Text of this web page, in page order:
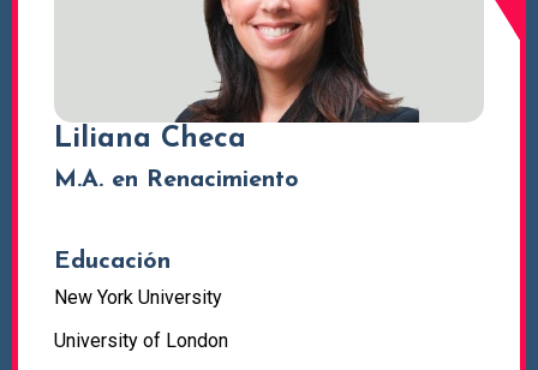
Liliana Checa
M.A. en Renacimiento
Educación
New York University
University of London